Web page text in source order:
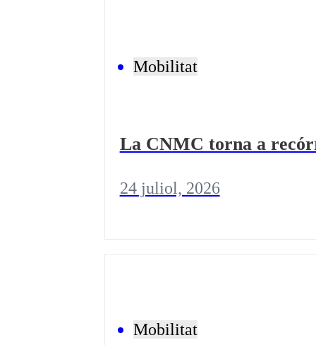
Mobilitat
La CNMC torna a
24 juliol, 2026
Mobilitat